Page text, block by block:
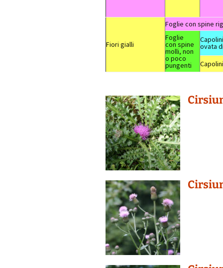
Fiori gialli
Foglie con spine
Foglie
con spine
molli, non
o poco
pungenti
ovata